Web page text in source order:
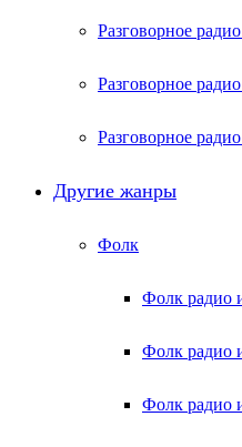
Разговорное
Разговорное
Разговорное
Другие жанры
Фолк
Фолк радио
Фолк радио
Фолк